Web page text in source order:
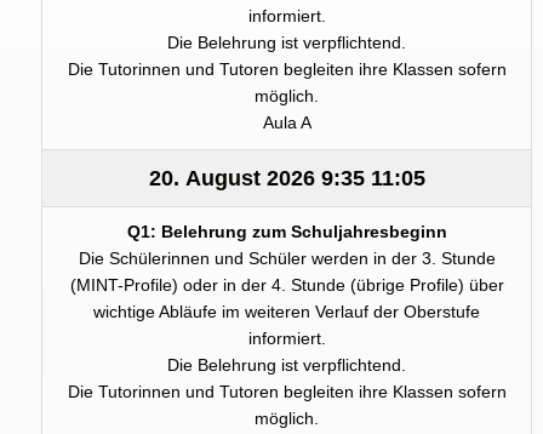
informiert.
Die Belehrung ist verpflichtend.
Die Tutorinnen und Tutoren begleiten ihre Klassen sofern
möglich.
Aula A
20. August 20269:35 11:05
Q1: Belehrung zum Schuljahresbeginn
Die Schülerinnen und Schüler werden in der 3. Stunde
(MINT-Profile) oder in der 4. Stunde (übrige Profile) über
wichtige Abläufe im weiteren Verlauf der Oberstufe
informiert.
Die Belehrung ist verpflichtend.
Die Tutorinnen und Tutoren begleiten ihre Klassen sofern
möglich.